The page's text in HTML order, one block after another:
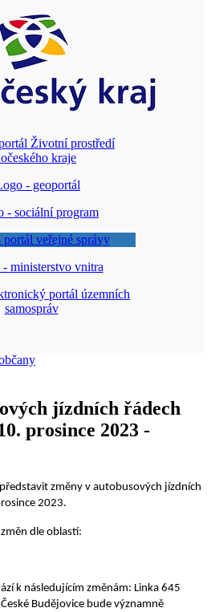
jízdních řádech
prosince 2023 -
změny v autobusových jízdních
2023.
dle oblastí:
k následujícím změnám: Linka 645
Budějovice bude významně